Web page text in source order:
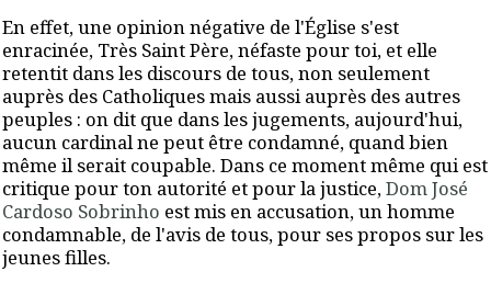
En effet, une opinion négative de l'Église s'est
enracinée, Très Saint Père, néfaste pour toi, et elle
retentit dans les discours de tous, non seulement
auprès des Catholiques mais aussi auprès des autres
peuples : on dit que dans les jugements, aujourd'hui,
aucun cardinal ne peut être condamné, quand bien
même il serait coupable. Dans ce moment même qui est
critique pour ton autorité et pour la justice,Dom José
Cardoso Sobrinho est mis en accusation, un homme
condamnable, de l'avis de tous, pour ses propos sur les
jeunes filles.